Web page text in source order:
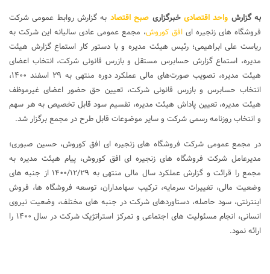
به گزارش واحد اقتصادی خبرگزاری صبح اقتصاد به گزارش روابط عمومی شرکت
فروشگاه های زنجیره ای افق کوروش، مجمع عمومی عادی سالیانه این شرکت به
ریاست علی ابراهیمی؛ رئیس هیئت مدیره و با دستور کار استماع گزارش هیئت
مدیره، استماع گزارش حسابرس مستقل و بازرس قانونی شرکت، انتخاب اعضای
هیئت مدیره، تصویب صورت‌های مالی عملکرد دوره ‏منتهی به ۲۹ اسفند ۱۴۰۰،
انتخاب حسابرس و بازرس قانونی شرکت، تعیین حق حضور اعضای غیرموظف
هیئت مدیره، تعیین پاداش هیئت مدیره، تقسیم سود قابل تخصیص به هر سهم
و انتخاب روزنامه رسمی شرکت و سایر موضوعات قابل طرح در مجمع برگزار شد.
در مجمع عمومی شرکت فروشگاه های زنجیره ای افق کوروش، حسین صبوری؛
مدیرعامل شرکت فروشگاه های زنجیره ای افق کوروش، پیام هیئت مدیره به
مجمع را قرائت و گزارش عملکرد سال مالی منتهی به ۱۴۰۰/۱۲/۲۹ از جنبه های
وضعیت مالی، تغییرات سرمایه، ترکیب سهامداران، توسعه فروشگاه ها، فروش
اینترنتی، سود حاصله، دستاوردهای شرکت در جنبه های مختلف، وضعیت نیروی
انسانی، انجام مسئولیت های اجتماعی و تمرکز استراتژیک شرکت در سال ۱۴۰۰ را
ارائه نمود.